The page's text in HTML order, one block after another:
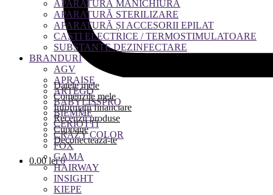
Datele mele
Comenzile mele
Informații financiare
Recenzii produse
Cupoane
Deconectează-te
0.00lei 0
APARATURĂ MANICHIURĂ
APARATURĂ STERILIZARE
APARATURĂ ȘI ACCESORII EPILAT
CAȘTI ELECTRICE / TERMOSTIMULATOARE
SUBSTANȚE DEZINFECTARE
BRANDURI
AGV
APRAISE
ARTEGO
BABYLISSPRO
BIEMME
CERIOTTI
CRAZY COLOR
FOX
GAMA
HAIRWAY
INSIGHT
KIEPE